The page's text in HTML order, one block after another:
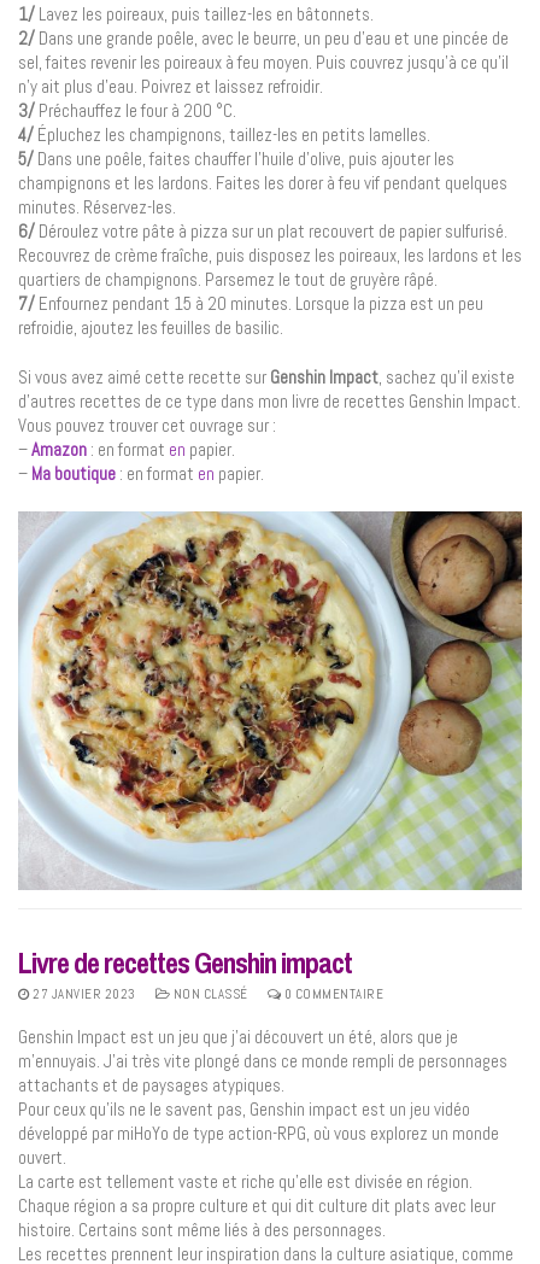
1/ Lavez les poireaux, puis taillez-les en bâtonnets.
2/ Dans une grande poêle, avec le beurre, un peu d’eau et une pincée de
sel, faites revenir les poireaux à feu moyen. Puis couvrez jusqu’à ce qu’il
n’y ait plus d’eau. Poivrez et laissez refroidir.
3/ Préchauffez le four à 200 °C.
4/ Épluchez les champignons, taillez-les en petits lamelles.
5/ Dans une poêle, faites chauffer l’huile d’olive, puis ajouter les
champignons et les lardons. Faites les dorer à feu vif pendant quelques
minutes. Réservez-les.
6/ Déroulez votre pâte à pizza sur un plat recouvert de papier sulfurisé.
Recouvrez de crème fraîche, puis disposez les poireaux, les lardons et les
quartiers de champignons. Parsemez le tout de gruyère râpé.
7/ Enfournez pendant 15 à 20 minutes. Lorsque la pizza est un peu
refroidie, ajoutez les feuilles de basilic.
Si vous avez aimé cette recette sur Genshin Impact, sachez qu’il existe
d’autres recettes de ce type dans mon livre de recettes Genshin Impact.
Vous pouvez trouver cet ouvrage sur :
–Amazon : en format en papier.
– Ma boutique : en format en papier.
Livre de recettes Genshin impact
27 JANVIER 2023 NON CLASSÉ 0 COMMENTAIRE
Genshin Impact est un jeu que j’ai découvert un été, alors que je
m’ennuyais. J’ai très vite plongé dans ce monde rempli de personnages
attachants et de paysages atypiques.
Pour ceux qu’ils ne le savent pas, Genshin impact est un jeu vidéo
développé par miHoYo de type action-RPG, où vous explorez un monde
ouvert.
La carte est tellement vaste et riche qu’elle est divisée en région.
Chaque région a sa propre culture et qui dit culture dit plats avec leur
histoire. Certains sont même liés à des personnages.
Les recettes prennent leur inspiration dans la culture asiatique, comme